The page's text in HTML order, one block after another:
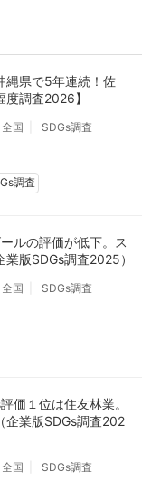
縄県で5年連続！佐
調査2026】
全国
SDGs調査
調査
ルの評価が低下。ス
版SDGs調査2025）
全国
SDGs調査
価１位は住友林業。
企業版SDGs調査202
全国
SDGs調査